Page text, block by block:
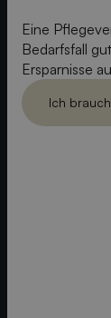
Eine
Bedarfsfall
Ersparnisse
Ich
Ich